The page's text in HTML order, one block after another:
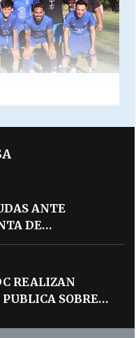
ANTE
DE
POR MERCADO
REALIZAN
SOBRE